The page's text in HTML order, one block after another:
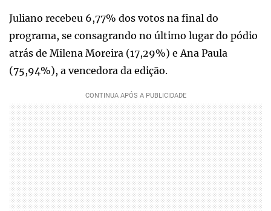
Juliano recebeu 6,77% dos votos na final do
programa, se consagrando no último lugar do pódio
atrás de Milena Moreira (17,29%) e Ana Paula
(75,94%), a vencedora da edição.